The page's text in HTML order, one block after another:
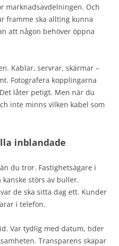
marknadsavdelningen. Och
framme ska allting kunna
att någon behöver öppna
Kablar, servrar, skärmar –
Fotografera kopplingarna
låter petigt. Men när du
inte minns vilken kabel som
inblandade
du tror. Fastighetsägare i
störs av buller.
de ska sitta dag ett. Kunder
i telefon.
Var tydlig med datum, tider
Transparens skapar